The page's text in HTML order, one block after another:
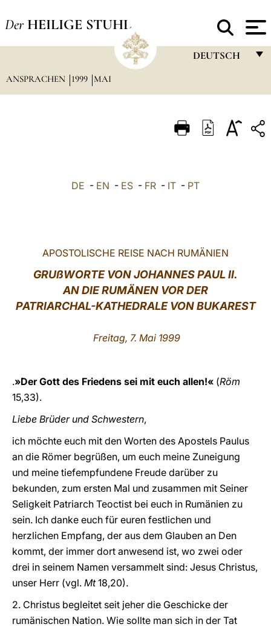
Der HEILIGE STUHL
DEUTSCH
ITALIANO
العربيّة
中文
LATINE
ANSPRACHEN 1999 MAI
DE - EN - ES - FR - IT - PT
APOSTOLISCHE REISE NACH RUMÄNIEN
GRUßWORTE VON JOHANNES PAUL II.
AN DIE RUMÄNEN VOR DER
PATRIARCHAL-KATHEDRALE VON BUKAREST
Freitag, 7. Mai 1999
.»Der Gott des Friedens sei mit euch allen!« (Röm
15,33).
Liebe Brüder und Schwestern,
ich möchte euch mit den Worten des Apostels Paulus
an die Römer begrüßen, um euch meine Zuneigung
und meine tiefempfundene Freude darüber zu
bekunden, zum ersten Mal und zusammen mit Seiner
Seligkeit Patriarch Teoctist bei euch in Rumänien zu
sein. Ich danke euch für euren festlichen und
herzlichen Empfang, der aus dem Glauben an Den
kommt, der immer dort anwesend ist, wo zwei oder
drei in seinem Namen versammelt sind: Jesus Christus,
unser Herr (vgl. Mt18,20).
2. Christus begleitet seit jeher die Geschicke der
rumänischen Nation. Wie sollte man sich in der Tat